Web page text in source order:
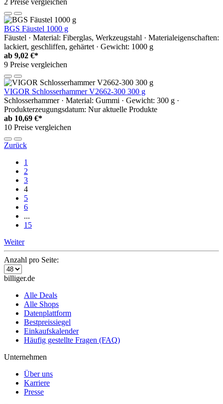
2 Preise vergleichen
BGS Fäustel 1000 g
Fäustel · Material: Fiberglas, Werkzeugstahl · Materialeigenschaften:
lackiert, geschliffen, gehärtet · Gewicht: 1000 g
ab 9,02 €*
9 Preise vergleichen
VIGOR Schlosserhammer V2662-300 300 g
Schlosserhammer · Material: Gummi · Gewicht: 300 g ·
Produkterzeugungsdatum: Nur aktuelle Produkte
ab 10,69 €*
10 Preise vergleichen
Zurück
1
2
3
4
5
6
...
15
Weiter
Anzahl pro Seite:
billiger.de
Alle Deals
Alle Shops
Datenplattform
Bestpreissiegel
Einkaufskalender
Häufig gestellte Fragen (FAQ)
Unternehmen
Über uns
Karriere
Presse